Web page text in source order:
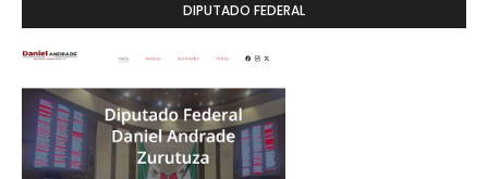
DIPUTADO FEDERAL